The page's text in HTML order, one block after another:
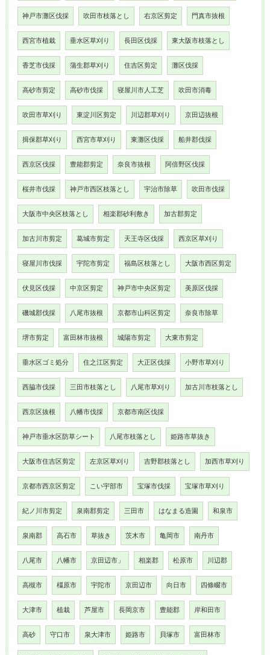
神戸市灘区伐採 吹田市枝落とし 右京区剪定 門真市抜根
西宮市植栽 垂水区草刈り 長田区伐採 東大阪市枝落とし
香芝市伐採 蒲生郡草刈り 住吉区剪定 灘区伐採
高砂市剪定 高砂市伐採 寝屋川市人工芝 吹田市消毒
吹田市草刈り 東淀川区剪定 川辺郡草刈り 京田辺抜根
揖保郡草刈り 西宮市草刈り 東灘区伐採 船井郡伐採
西京区伐採 豊能郡剪定 奈良市抜根 阿倍野区伐採
桜井市伐採 神戸市西区枝落とし 宇治市除草 吹田市伐採
大阪市中央区枝落とし 相楽郡砂利敷き 加古郡剪定
加古川市剪定 葛城市剪定 天王寺区伐採 西京区草刈り
寝屋川市伐採 宇陀市剪定 福島区枝落とし 大阪市西区剪定
伏見区伐採 中京区剪定 神戸市中央区剪定 美原区伐採
磯城郡伐採 八尾市抜根 京都市山科区剪定 奈良市除草
堺市剪定 富田林市抜根 城陽市剪定 大東市剪定
垂水区ゴミ処分 住之江区剪定 大正区伐採 小野市草刈り
西脇市伐採 三田市枝落とし 八尾市草刈り 加古川市枝落とし
西京区抜根 八幡市伐採 京都市南区伐採
神戸市垂水区防草シート 八尾市枝落とし 姫路市草抜き
大阪市住吉区剪定 左京区草刈り 吉野郡枝落とし 加西市草刈り
京都市西京区剪定 こい宇部市 宝塚市伐採 宝塚市草刈り
紀ノ川市剪定 泉南郡剪定 三田市 はなまる造園 和泉市
泉南郡 高石市 草抜き 茨木市 亀岡市 南丹市
八尾市 八幡市 京田辺市」 相楽郡 松原市 川辺郡
高槻市 橿原市 宇陀市 京田辺市 向日市 四條畷市
大津市 植栽 芦屋市 長岡京市 豊能郡 岸和田市
高砂 守口市 泉大津市 姫路市 貝塚市 富田林市